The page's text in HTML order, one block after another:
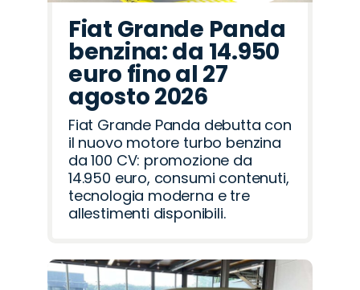
Fiat Grande Panda
benzina: da 14.950
euro fino al 27
agosto 2026
Fiat Grande Panda debutta con
il nuovo motore turbo benzina
da 100 CV: promozione da
14.950 euro, consumi contenuti,
tecnologia moderna e tre
allestimenti disponibili.